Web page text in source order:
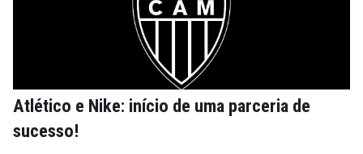
Atlético e Nike: início de uma parceria de
sucesso!